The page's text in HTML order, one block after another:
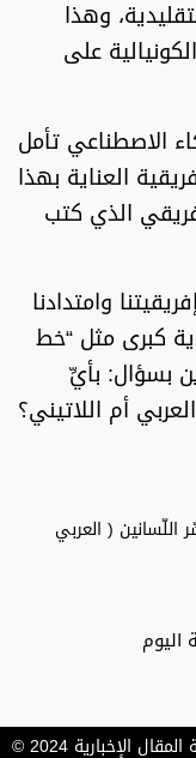
وهذا
على
الاصطناعي تأمل
العناية بهذا
الذي كتب
وامتدادنا
كبرى مثل “خط
بسؤال: بأيِّ
أم اللاتيني؟
اللّسانين ( العربي
الإخبارية 2024 ©